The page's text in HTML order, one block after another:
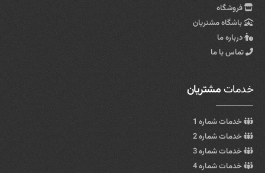
فروشگاه
باشگاه مشتریان
درباره ما
تماس با ما
خدمات مشتریان
خدمات شماره 1
خدمات شماره 2
خدمات شماره 3
خدمات شماره 4